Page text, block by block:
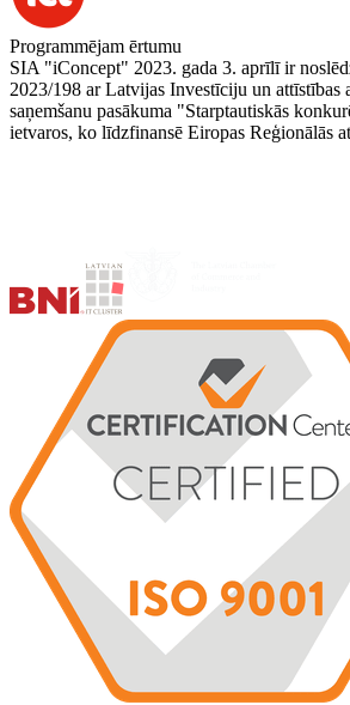
Programmējam ērtumu
SIA "iConcept" 2023. gada 3. aprīlī ir
2023/198 ar Latvijas Investīciju un attīstības
saņemšanu pasākuma "Starptautiskās
ietvaros, ko līdzfinansē Eiropas Reģionālās